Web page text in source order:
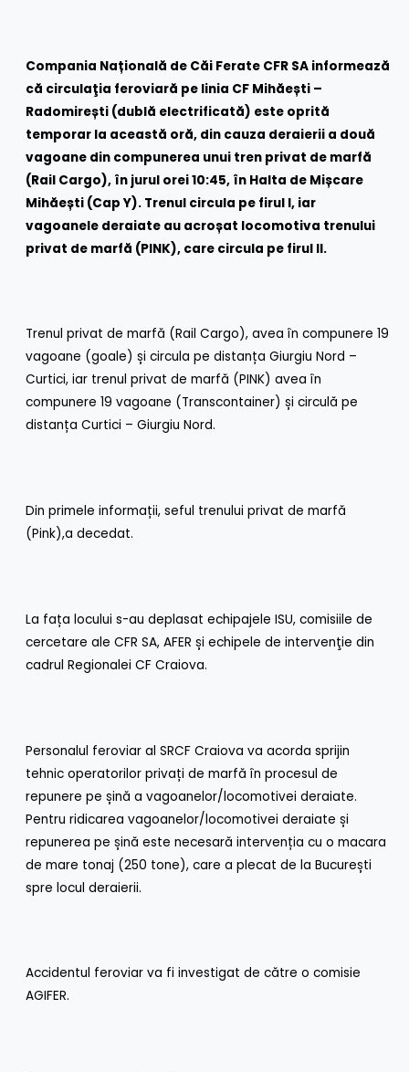
Compania Națională de Căi Ferate CFR SA informează
că circulaţia feroviară pe linia CF Mihăești –
Radomirești (dublă electrificată) este oprită
temporar la această oră, din cauza deraierii a două
vagoane din compunerea unui tren privat de marfă
(Rail Cargo), în jurul orei 10:45, în Halta de Mișcare
Mihăești (Cap Y). Trenul circula pe firul I, iar
vagoanele deraiate au acroșat locomotiva trenului
privat de marfă (PINK), care circula pe firul II.
Trenul privat de marfă (Rail Cargo), avea în compunere 19
vagoane (goale) și circula pe distanța Giurgiu Nord –
Curtici, iar trenul privat de marfă (PINK) avea în
compunere 19 vagoane (Transcontainer) și circulă pe
distanța Curtici – Giurgiu Nord.
Din primele informații, seful trenului privat de marfă
(Pink),a decedat.
La fața locului s-au deplasat echipajele ISU, comisiile de
cercetare ale CFR SA, AFER și echipele de intervenţie din
cadrul Regionalei CF Craiova.
Personalul feroviar al SRCF Craiova va acorda sprijin
tehnic operatorilor privați de marfă în procesul de
repunere pe șină a vagoanelor/locomotivei deraiate.
Pentru ridicarea vagoanelor/locomotivei deraiate și
repunerea pe șină este necesară intervenția cu o macara
de mare tonaj (250 tone), care a plecat de la București
spre locul deraierii.
Accidentul feroviar va fi investigat de către o comisie
AGIFER.